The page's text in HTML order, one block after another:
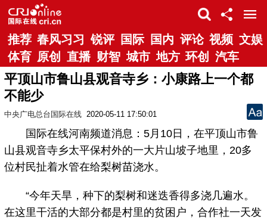
推荐 春风习习 锐评 国际 国内 评论 视频 文娱
体育 原创 直播 财智 城市 地方 环创 汽车
平顶山市鲁山县观音寺乡：小康路上一个都
不能少
中央广电总台国际在线 2020-05-11 17:50:01
国际在线河南频道消息：5月10日，在平顶山市鲁
山县观音寺乡太平保村外的一大片山坡子地里，20多
位村民扯着水管在给梨树苗浇水。
“今年天旱，种下的梨树和迷迭香得多浇几遍水。
在这里干活的大部分都是村里的贫困户，合作社一天发